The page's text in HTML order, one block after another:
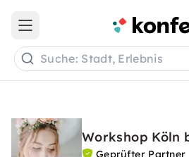
Open main menu
Suche: Stadt, Erlebnis
Workshop Köln
Geprüfter Partner